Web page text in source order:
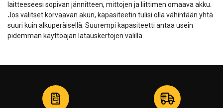
laitteeseesi sopivan jännitteen, mittojen ja liittimen omaava akku.
Jos valitset korvaavan akun, kapasiteetin tulisi olla vähintään yhtä
suuri kuin alkuperäisellä. Suurempi kapasiteetti antaa usein
pidemmän käyttöajan latauskertojen välillä.